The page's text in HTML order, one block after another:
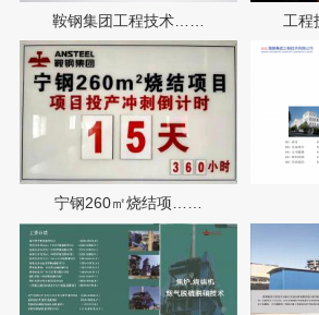
鞍钢集团工程技术…… 工程
宁钢260㎡烧结项……